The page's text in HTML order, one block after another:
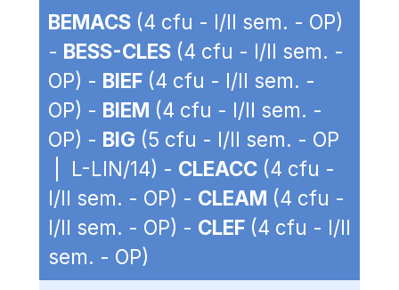
BEMACS (4 cfu - I/II sem. - OP)
- BESS-CLES (4 cfu - I/II sem. -
OP) - BIEF (4 cfu - I/II sem. -
OP) - BIEM (4 cfu - I/II sem. -
OP) - BIG (5 cfu - I/II sem. - OP
| L-LIN/14) - CLEACC (4 cfu -
I/II sem. - OP) - CLEAM (4 cfu -
I/II sem. - OP) - CLEF (4 cfu - I/II
sem. - OP)